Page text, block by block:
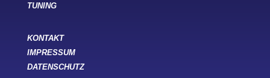
TUNING
KONTAKT
IMPRESSUM
DATENSCHUTZ